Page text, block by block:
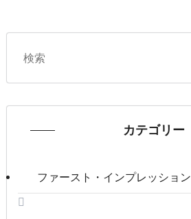
カテゴリー
ファースト・インプレッション